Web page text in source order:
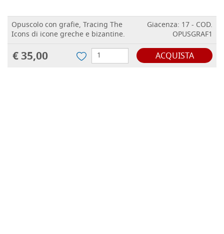
Opuscolo con grafie, Tracing The
Icons di icone greche e bizantine.
Giacenza: 17 - COD.
OPUSGRAF1
€ 35,00 ACQUISTA